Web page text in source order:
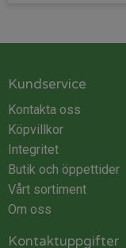
Kundservice
Kontakta oss
Köpvillkor
Integritet
Butik och öppettider
Vårt sortiment
Om oss
Kontaktuppgifter